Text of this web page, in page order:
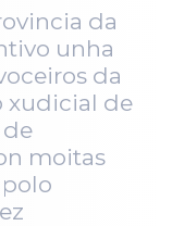
da
unha
da
xudicial de
de
moitas